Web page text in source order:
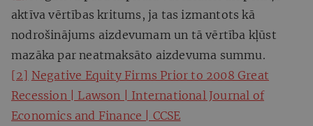
aktīva vērtības kritums, ja tas izmantots kā
nodrošinājums aizdevumam un tā vērtība kļūst
mazāka par neatmaksāto aizdevuma summu.
[2] Negative Equity Firms Prior to 2008 Great
Recession | Lawson | International Journal of
Economics and Finance | CCSE